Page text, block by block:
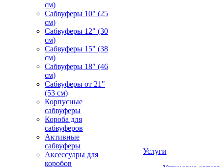
см)
Сабвуферы 10" (25
см)
Сабвуферы 12" (30
см)
Сабвуферы 15" (38
см)
Сабвуферы 18" (46
см)
Сабвуферы от 21"
(53 см)
Корпусные
сабвуферы
Короба для
сабвуферов
Активные
сабвуферы
Аксессуары для
коробов
Услуги